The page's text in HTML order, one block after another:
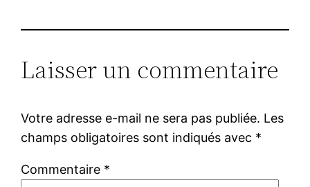
Laisser un commentaire
Votre adresse e-mail ne sera pas publiée. Les
champs obligatoires sont indiqués avec *
Commentaire *